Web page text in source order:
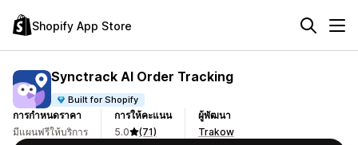
Shopify App Store
Synctrack AI Order Tracking
Built for Shopify
การกำหนดราคา
มีแผนฟรีให้บริการ
การให้คะแนน
5.0
(71)
ผู้พัฒนา
Trakow